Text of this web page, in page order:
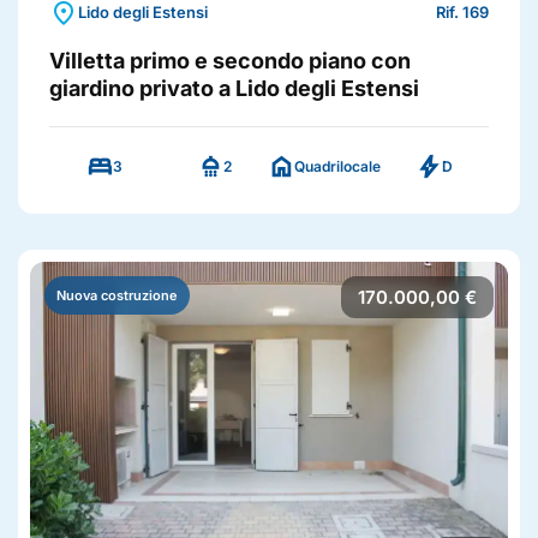
location_on Lido degli Estensi Rif. 169
Villetta primo e secondo piano con
giardino privato a Lido degli Estensi
bed3 shower 2 homeQuadrilocale boltD
Nuova costruzione 170.000,00 €